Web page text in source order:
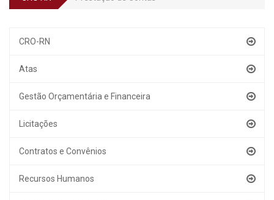
CRO-RN
Atas
Gestão Orçamentária e Financeira
Licitações
Contratos e Convênios
Recursos Humanos